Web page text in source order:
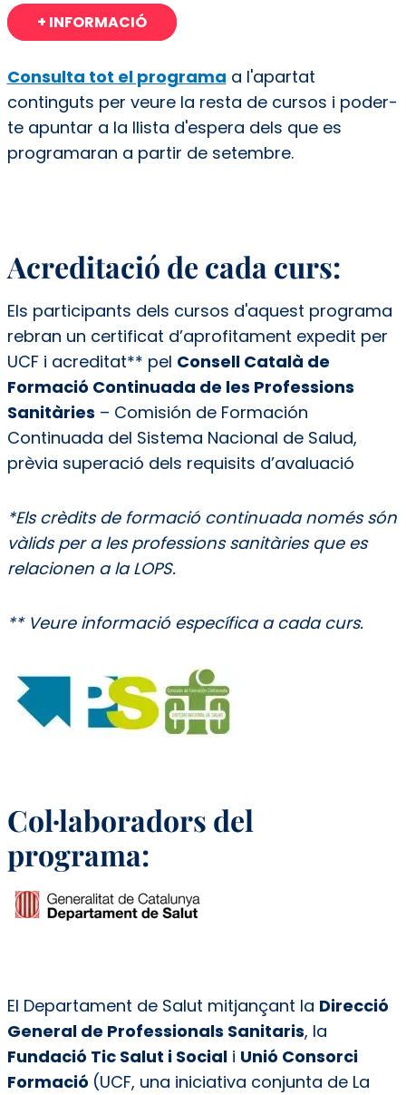
+ INFORMACIÓ
Consulta tot el programa a l'apartat
continguts per veure la resta de cursos i poder-
te apuntar a la llista d'espera dels que es
programaran a partir de setembre.
Acreditació de cada curs:
Els participants dels cursos d'aquest programa
rebran un certificat d’aprofitament expedit per
UCF i acreditat** pel Consell Català de
Formació Continuada de les Professions
Sanitàries – Comisión de Formación
Continuada del Sistema Nacional de Salud,
prèvia superació dels requisits d’avaluació
*Els crèdits de formació continuada només són
vàlids per a les professions sanitàries que es
relacionen a la LOPS.
** Veure informació específica a cada curs.
Col·laboradors del
programa:
El Departament de Salut mitjançant la Direcció
General de Professionals Sanitaris, la
Fundació Tic Salut i Sociali Unió Consorci
Formació (UCF, una iniciativa conjunta de La